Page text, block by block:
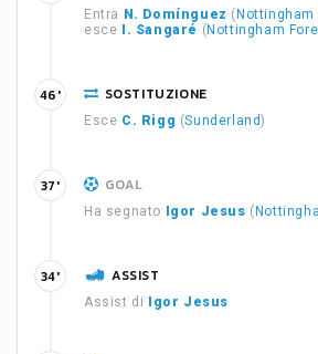
Entra N. Domínguez ( Nottingham
esce
I. Sangaré ( Nottingham
SOSTITUZIONE
Esce C. Rigg (Sunderland)
46'
GOAL
Ha segnato Igor Jesus (
37'
ASSIST
Assist di Igor Jesus
34'